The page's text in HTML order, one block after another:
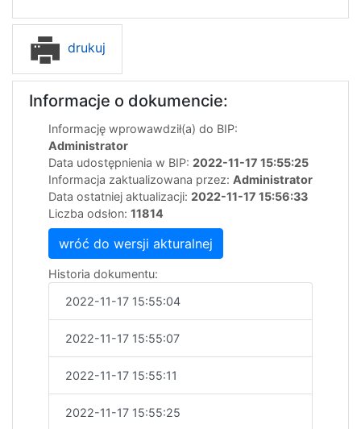
drukuj
Informacje o dokumencie:
Informację wprowawdził(a) do BIP:
Administrator
Data udostępnienia w BIP: 2022-11-17 15:55:25
Informacja zaktualizowana przez: Administrator
Data ostatniej aktualizacji: 2022-11-17 15:56:33
Liczba odsłon: 11814
wróć do wersji akturalnej
Historia dokumentu:
2022-11-17 15:55:04
2022-11-17 15:55:07
2022-11-17 15:55:11
2022-11-17 15:55:25